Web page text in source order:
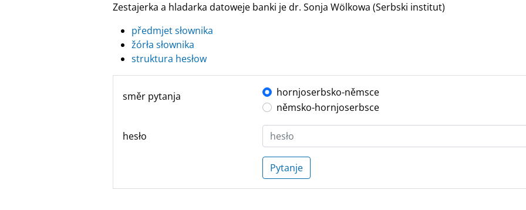
Zestajerka a hladarka datoweje banki je dr. Sonja Wölkowa (Serbski institut)
předmjet słownika
žórła słownika
struktura hesłow
směr pytanja
hornjoserbsko-němsce
němsko-hornjoserbsce
hesło
Pytanje